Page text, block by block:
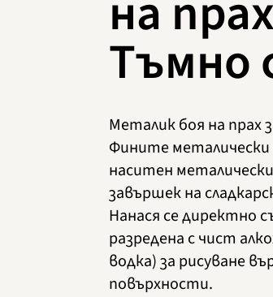
на прах
Тъмно
Металик боя на прах
Фините
наситен
завършек на
Нанася се директно
разредена с чист
водка) за рисуване
повърхности.